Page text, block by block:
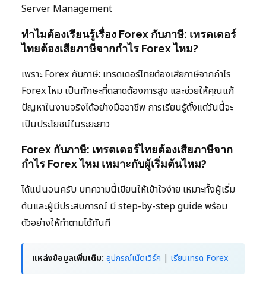
Server Management
ทำไมต้องเรียนรู้เรื่อง Forex กับภาษี: เทรดเดอร์
ไทยต้องเสียภาษีจากกำไร Forex ไหม?
เพราะ Forex กับภาษี: เทรดเดอร์ไทยต้องเสียภาษีจากกำไร
Forex ไหม เป็นทักษะที่ตลาดต้องการสูง และช่วยให้คุณแก้
ปัญหาในงานจริงได้อย่างมืออาชีพ การเรียนรู้ตั้งแต่วันนี้จะ
เป็นประโยชน์ในระยะยาว
Forex กับภาษี: เทรดเดอร์ไทยต้องเสียภาษีจาก
กำไร Forex ไหม เหมาะกับผู้เริ่มต้นไหม?
ได้แน่นอนครับ บทความนี้เขียนให้เข้าใจง่าย เหมาะทั้งผู้เริ่ม
ต้นและผู้มีประสบการณ์ มี step-by-step guide พร้อม
ตัวอย่างให้ทำตามได้ทันที
แหล่งข้อมูลเพิ่มเติม: อุปกรณ์เน็ตเวิร์ก | เรียนเทรด Forex